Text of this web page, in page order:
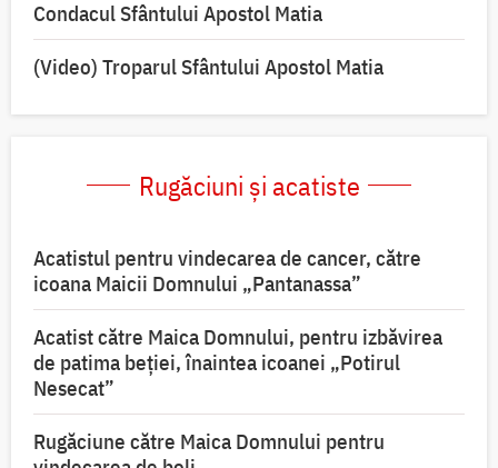
Condacul Sfântului Apostol Matia
(Video) Troparul Sfântului Apostol Matia
Rugăciuni și acatiste
Acatistul pentru vindecarea de cancer, către
icoana Maicii Domnului „Pantanassa”
Acatist către Maica Domnului, pentru izbăvirea
de patima beției, înaintea icoanei „Potirul
Nesecat”
Rugăciune către Maica Domnului pentru